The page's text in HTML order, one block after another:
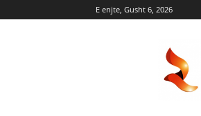
E enjte, Gusht 6, 2026